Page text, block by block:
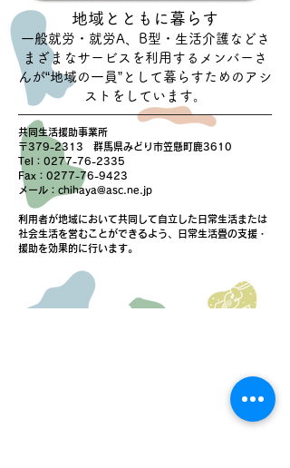
地域とともに暮らす
一般就労・就労A、B型・生活介護などさ
まざまなサービスを利用するメンバーさ
んが“地域の一員”として暮らすためのアシ
ストをしています。
共同生活援助事業所
〒379-2313 群馬県みどり市笠懸町鹿3610
Tel：0277-76-2335
Fax：0277-76-9423
メール： chihaya@asc.ne.jp
利用者が地域において共同して自立した日常生活または
社会生活を営むことができるよう、日常生活畳の支援・
援助を効果的に行います。